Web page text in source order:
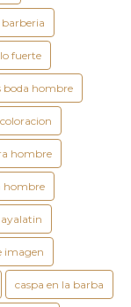
barberia
fuerte
boda hombre
hombre
hombre
imagen
caspa en la barba